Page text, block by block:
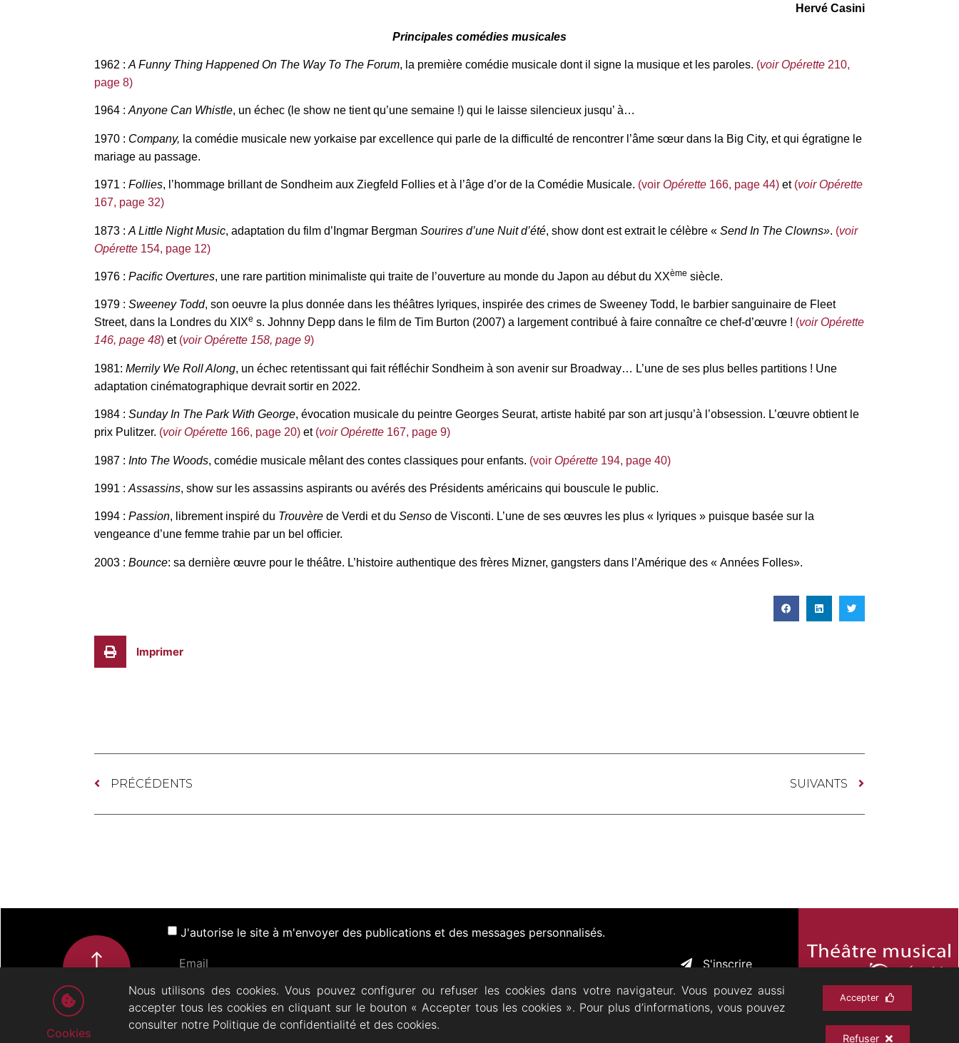
Hervé Casini
Principales comédies musicales
1962 : A Funny Thing Happened On The Way To The Forum, la première comédie musicale dont il signe la musique et les paroles. (voir Opérette 210,
page 8)
1964 :Anyone Can Whistle, un échec (le show ne tient qu’une semaine !) qui le laisse silencieux jusqu’ à…
1970 : Company, la comédie musicale new yorkaise par excellence qui parle de la difficulté de rencontrer l’âme sœur dans la Big City, et qui égratigne le
mariage au passage.
1971 : Follies, l’hommage brillant de Sondheim aux Ziegfeld Follies et à l’âge d’or de la Comédie Musicale. (voir Opérette 166, page 44) et (voir Opérette
167, page 32)
1873 : A Little Night Music, adaptation du film d’Ingmar Bergman Sourires d’une Nuit d’été, show dont est extrait le célèbre « Send In The Clowns». (voir
Opérette 154, page 12)
1976 : Pacific Overtures, une rare partition minimaliste qui traite de l’ouverture au monde du Japon au début du XXème siècle.
1979 : Sweeney Todd, son oeuvre la plus donnée dans les théâtres lyriques, inspirée des crimes de Sweeney Todd, le barbier sanguinaire de Fleet
Street, dans la Londres du XIXe s. Johnny Depp dans le film de Tim Burton (2007) a largement contribué à faire connaître ce chef-d’œuvre ! (voir Opérette
146, page 48) et (voir Opérette 158, page 9)
1981: Merrily We Roll Along, un échec retentissant qui fait réfléchir Sondheim à son avenir sur Broadway… L’une de ses plus belles partitions ! Une
adaptation cinématographique devrait sortir en 2022.
1984 : Sunday In The Park With George, évocation musicale du peintre Georges Seurat, artiste habité par son art jusqu’à l’obsession. L’œuvre obtient le
prix Pulitzer. (voir Opérette 166, page 20) et (voir Opérette 167, page 9)
1987 : Into The Woods, comédie musicale mêlant des contes classiques pour enfants. (voir Opérette 194, page 40)
1991 : Assassins, show sur les assassins aspirants ou avérés des Présidents américains qui bouscule le public.
1994 : Passion, librement inspiré du Trouvère de Verdi et du Senso de Visconti. L’une de ses œuvres les plus « lyriques » puisque basée sur la
vengeance d’une femme trahie par un bel officier.
2003 : Bounce: sa dernière œuvre pour le théâtre. L’histoire authentique des frères Mizner, gangsters dans l’Amérique des « Années Folles».
Imprimer
PRÉCÉDENTS SUIVANTS
J'autorise le site à m'envoyer des publications et des messages personnalisés.
S'inscrire
ACTUALITÉS SPECTACLES DOCUMENTATION PRATIQUE ARCHIVES CONTACT
Cookies
Nous utilisons des cookies. Vous pouvez configurer ou refuser les cookies dans votre navigateur. Vous pouvez aussi
accepter tous les cookies en cliquant sur le bouton « Accepter tous les cookies ». Pour plus d’informations, vous pouvez
consulter notre Politique de confidentialité et des cookies.
Accepter
Refuser